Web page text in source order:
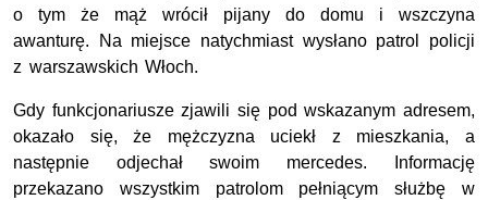
o tym że mąż wrócił pijany do domu i wszczyna
awanturę. Na miejsce natychmiast wysłano patrol policji
z warszawskich Włoch.
Gdy funkcjonariusze zjawili się pod wskazanym adresem,
okazało się, że mężczyzna uciekł z mieszkania, a
następnie odjechał swoim mercedes. Informację
przekazano wszystkim patrolom pełniącym służbę w